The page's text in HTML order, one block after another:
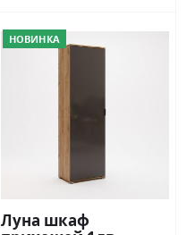
НОВИНКА
Луна шкаф